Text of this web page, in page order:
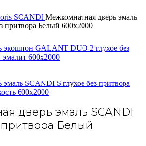
SCANDI Межкомнатная дверь эмаль
притвора Белый 600х2000
экошпон GALANT DUO 2 глухое без
600х2000
SCANDI S глухое без притвора
600х2000
дверь эмаль SCANDI
притвора Белый